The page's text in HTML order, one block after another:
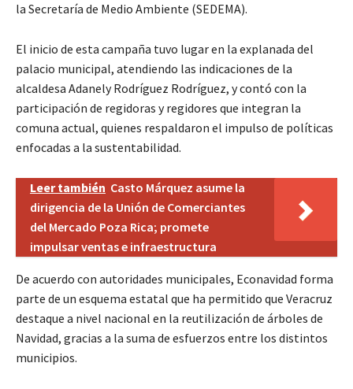
la Secretaría de Medio Ambiente (SEDEMA).
El inicio de esta campaña tuvo lugar en la explanada del
palacio municipal, atendiendo las indicaciones de la
alcaldesa Adanely Rodríguez Rodríguez, y contó con la
participación de regidoras y regidores que integran la
comuna actual, quienes respaldaron el impulso de políticas
enfocadas a la sustentabilidad.
Leer también Casto Márquez asume la
dirigencia de la Unión de Comerciantes
del Mercado Poza Rica; promete
impulsar ventas e infraestructura
De acuerdo con autoridades municipales, Econavidad forma
parte de un esquema estatal que ha permitido que Veracruz
destaque a nivel nacional en la reutilización de árboles de
Navidad, gracias a la suma de esfuerzos entre los distintos
municipios.